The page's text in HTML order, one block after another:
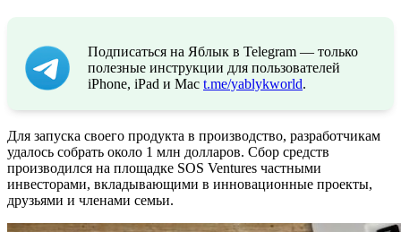
Подписаться на Яблык в Telegram — только
полезные инструкции для пользователей
iPhone, iPad и Mac t.me/yablykworld.
Для запуска своего продукта в производство, разработчикам
удалось собрать около 1 млн долларов. Сбор средств
производился на площадке SOS Ventures частными
инвесторами, вкладывающими в инновационные проекты,
друзьями и членами семьи.